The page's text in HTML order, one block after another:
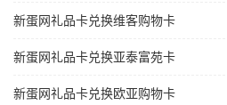
新蛋网礼品卡兑换维客购物卡
新蛋网礼品卡兑换亚泰富苑卡
新蛋网礼品卡兑换欧亚购物卡